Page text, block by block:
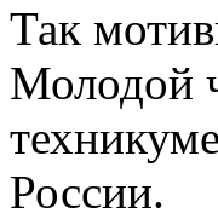
Так
Молодой
России.